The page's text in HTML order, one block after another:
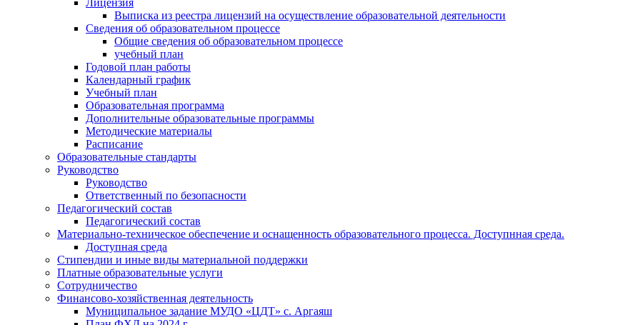
Лицензия
Выписка из реестра лицензий на осуществление образовательной деятельности
Сведения об образовательном процессе
Общие сведения об образовательном процессе
учебный план
Годовой план работы
Календарный график
Учебный план
Образовательная программа
Дополнительные образовательные программы
Методические материалы
Расписание
Образовательные стандарты
Руководство
Руководство
Ответственный по безопасности
Педагогический состав
Педагогический состав
Материально-техническое обеспечение и оснащенность образовательного процесса. Доступнная среда.
Доступная среда
Стипендии и иные виды материальной поддержки
Платные образовательные услуги
Сотрудничество
Финансово-хозяйственная деятельность
Муниципальное задание МУДО «ЦДТ» с. Аргаяш